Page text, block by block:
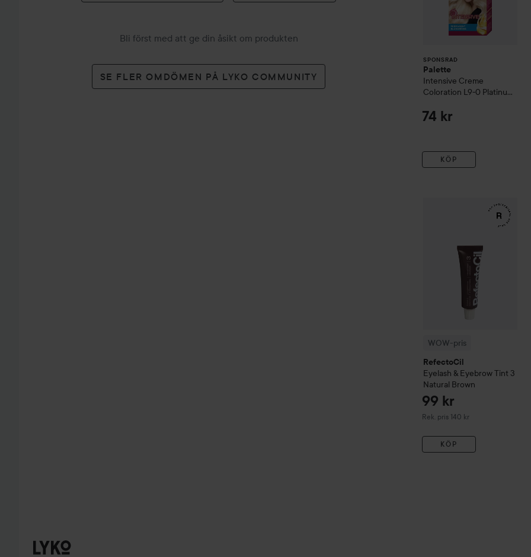
Bli först med att ge din åsikt om produkten
SE FLER OMDÖMEN PÅ LYKO COMMUNITY
SPONSRAD
Palette
Intensive Creme
Coloration L9-0 Platinum
74 kr
KÖP
WOW-pris
RefectoCil
Eyelash & Eyebrow Tint 3
Natural Brown
99 kr
Rek. pris 140 kr
Rekommenderat pris 140 kr
KÖP
RefectoCil